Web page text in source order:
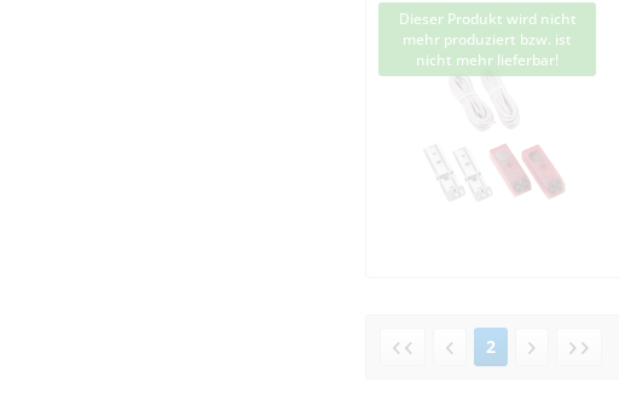
Dieser Produkt wird nicht
mehr produziert bzw. ist
nicht mehr lieferbar!
2